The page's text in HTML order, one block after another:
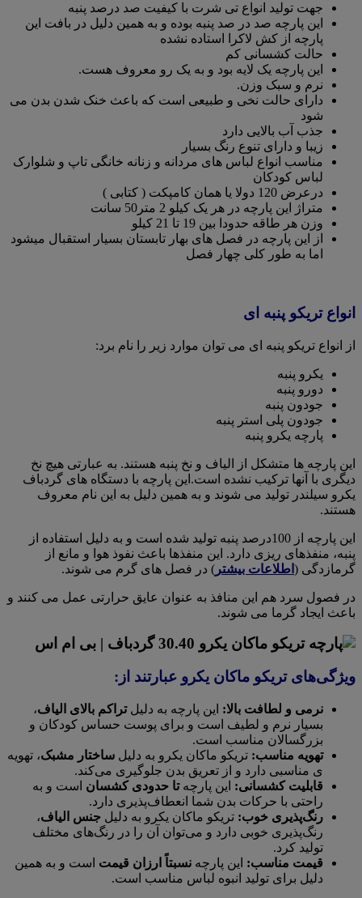
جهت تولید انواع تی شرت با کیفیت صد درصد پنبه
این پارچه صد در صد پنبه بوده و به همین دلیل در بافت این
پارچه از کش لاکرا استاده نشده
حالت کشسانی کم
این پارچه یک لایه بود و به یک رو معروف هست.
نرم و سبک وزن.
دارای حالت نخی و طبیعی است که باعث خنک شدن بدن می
شود
جذب آب بالایی دارد
زیبا و دارای تنوع رنگ بسیار
مناسب انواع لباس های مردانه و زنانه خانگی تاپ و شلوارک
لباس کودکان
درعرض 120 دولا یا همان کامپکت ( کتابی )
متراژ این پارچه در هر یک کیلو 2 متر50 سانت
وزن هر طاقه حدودا بین 19 تا 21 کیلو
از این پارچه در فصل های بهار تابستان بسیار استقبال میشود
اما به طور کلی چهار فصل
انواع تریکو پنبه ای
از انواع تریکو پنبه ای می توان موارد زیر را نام برد:
یکرو پنبه
دورو پنبه
جودون پنبه
جودون پلی استر پنبه
پارچه یکرو پنبه
این پارچه ها متشکل از الیاف و نخ پنبه هستند. به عبارتی هیچ نخ
دیگری با آنها ترکیب نشده است.این پارچه با دستگاه های گردباف
یکرو سیلندر تولید می شوند و به همین دلیل به این نام معروف
هستند.
این پارچه از 100درصد پنبه تولید شده است و به دلیل استفاده از
پنبه، منفذهای ریزی دارد. این منفذها باعث نفوذ هوا و مانع از
گرمازدگی ( اطلاعات بیشتر ) در فصل های گرم می شوند.
در فصول سرد هم این منافذ به عنوان عایق حرارتی عمل می کنند و
باعث ایجاد گرما می شوند.
ویژگی‌های تریکو ماکان یکرو عبارتند از:
نرمی و لطافت بالا: این پارچه به دلیلتراکم بالای الیاف،
بسیار نرم و لطیف است و برای پوست حساس کودکان و
بزرگسالان مناسب است.
تهویه مناسب: تریکو ماکان یکرو به دلیل ساختار مشبک، تهویه
ی مناسبی دارد و از تعریق بدن جلوگیری می‌کند.
قابلیت کشسانی: این پارچهتا حدودی کشسان است و به
راحتی با حرکات بدن شما انعطاف‌پذیری دارد.
رنگ‌پذیری خوب: تریکو ماکان یکرو به دلیل جنس الیاف،
رنگ‌پذیری خوبی دارد و می‌توان آن را در رنگ‌های مختلف
تولید کرد.
قیمت مناسب: این پارچه نسبتاً ارزان قیمت است و به همین
دلیل برای تولید انبوه لباس مناسب است.